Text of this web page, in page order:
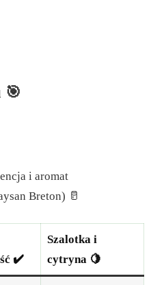
🎯
i aromat
Breton) 🥛
✔️
Szalotka i
cytryna 🍋